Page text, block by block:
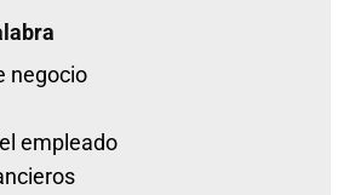
negocio
empleado